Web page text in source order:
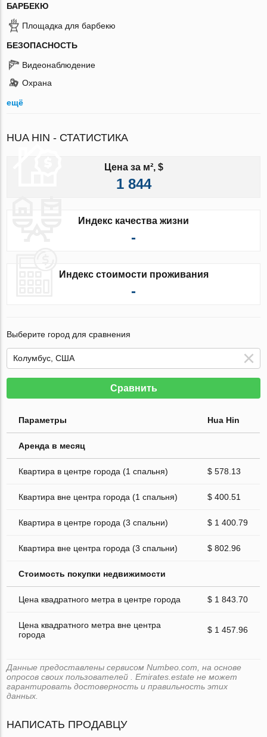
БАРБЕКЮ
Площадка для барбекю
БЕЗОПАСНОСТЬ
Видеонаблюдение
Охрана
ещё
HUA HIN - СТАТИСТИКА
Цена за м², $
1 844
Индекс качества жизни
-
Индекс стоимости проживания
-
Выберите город для сравнения
Сравнить
Параметры Hua Hin
Аренда в месяц
Квартира в центре города (1 спальня) $ 578.13
Квартира вне центра города (1 спальня) $ 400.51
Квартира в центре города (3 спальни) $ 1 400.79
Квартира вне центра города (3 спальни) $ 802.96
Стоимость покупки недвижимости
Цена квадратного метра в центре города $ 1 843.70
Цена квадратного метра вне центра
города
$ 1 457.96
Данные предоставлены сервисом Numbeo.com, на основе
опросов своих пользователей . Emirates.estate не может
гарантировать достоверность и правильность этих
данных.
НАПИСАТЬ ПРОДАВЦУ